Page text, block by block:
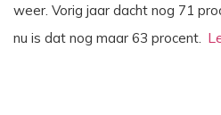
weer. Vorig jaar dacht nog 71
nu is dat nog maar 63 procent.